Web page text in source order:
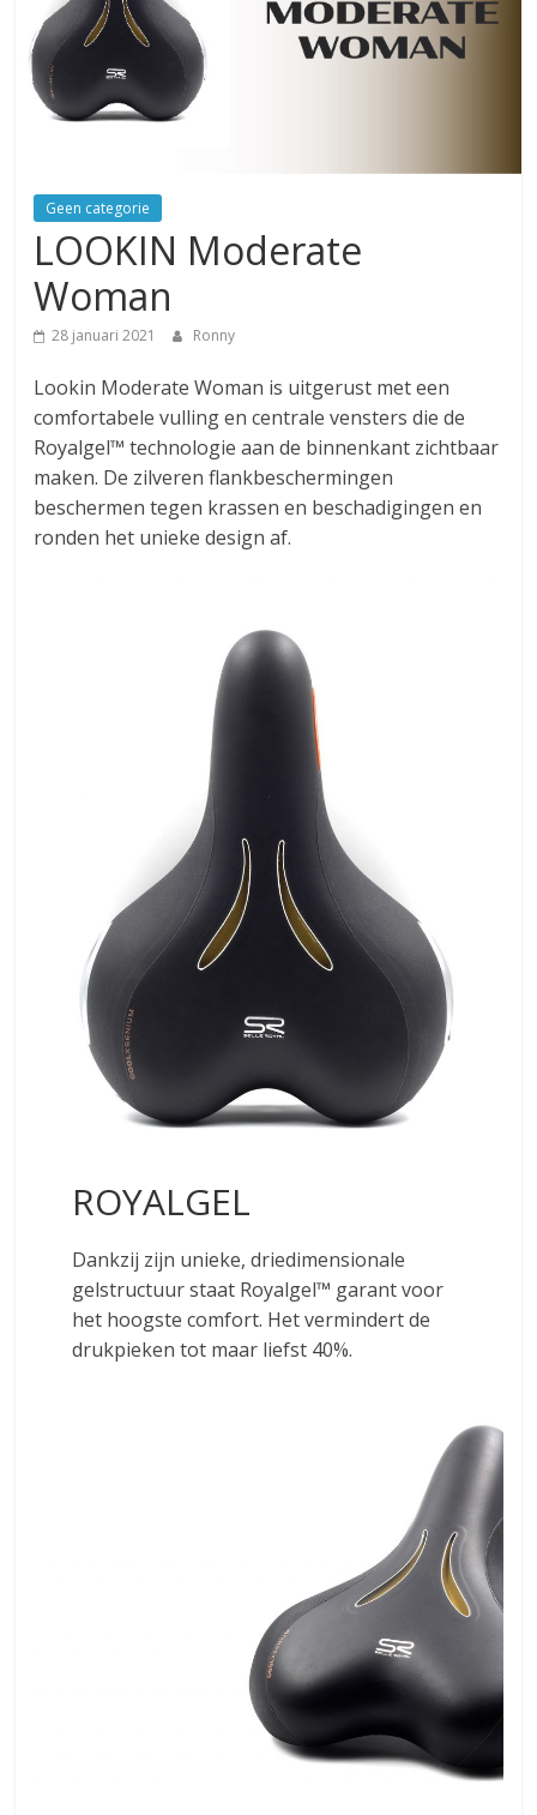
Geen categorie
LOOKIN Moderate
Woman
28 januari 2021 Ronny
Lookin Moderate Woman is uitgerust met een
comfortabele vulling en centrale vensters die de
Royalgel™ technologie aan de binnenkant zichtbaar
maken. De zilveren flankbeschermingen
beschermen tegen krassen en beschadigingen en
ronden het unieke design af.
ROYALGEL
Dankzij zijn unieke, driedimensionale
gelstructuur staat Royalgel™ garant voor
het hoogste comfort. Het vermindert de
drukpieken tot maar liefst 40%.